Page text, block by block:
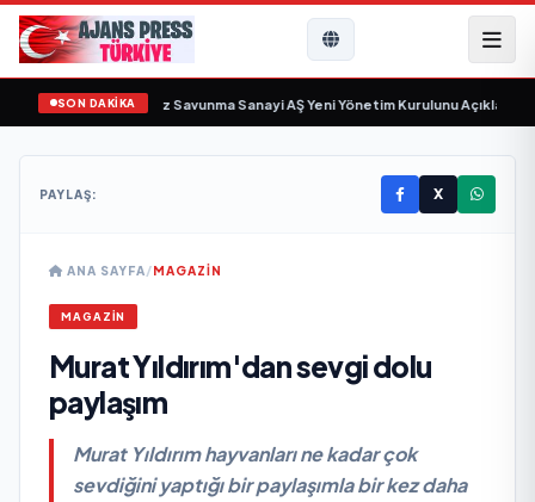
SON DAKİKA
sayıyor• Açıkgöz Savunma Sanayi AŞ Yeni Yönetim Kurulunu Açıkladı
PAYLAŞ: X
ANA SAYFA/MAGAZİN
MAGAZİN
Murat Yıldırım'dan sevgi dolu
paylaşım
Murat Yıldırım hayvanları ne kadar çok
sevdiğini yaptığı bir paylaşımla bir kez daha